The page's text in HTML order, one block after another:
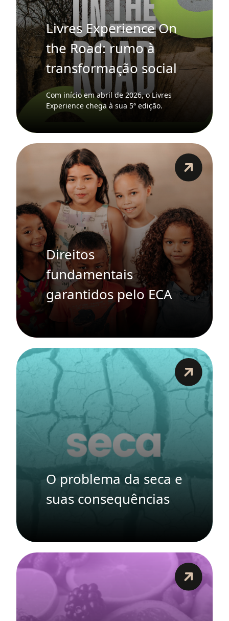
Livres Experience On
the Road: rumo à
transformação social
Com início em abril de 2026, o Livres
Experience chega à sua 5ª edição.
Direitos
fundamentais
garantidos pelo ECA
O problema da seca e
suas consequências